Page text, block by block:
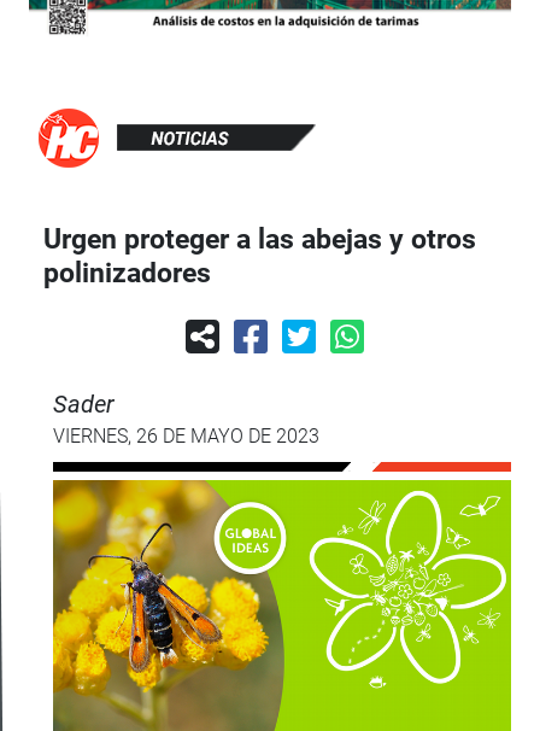
Urgen proteger a las abejas y otros
polinizadores
Sader
VIERNES, 26 DE MAYO DE 2023